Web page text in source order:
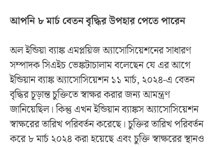
আপনি ৮ মার্চ বেতন বৃদ্ধির উপহার পেতে পারেন
অল ইন্ডিয়া ব্যাঙ্ক এমপ্লয়িজ অ্যাসোসিয়েশনের সাধারণ
সম্পাদক সিএইচ ভেঙ্কটাচালাম বলেছেন যে এর আগে
ইন্ডিয়ান ব্যাঙ্ক অ্যাসোসিয়েশন ১১ মার্চ, ২০২৪-এ বেতন
বৃদ্ধির চূড়ান্ত চুক্তিতে স্বাক্ষর করার জন্য আমন্ত্রণ
জানিয়েছিল। কিন্তু এখন ইন্ডিয়ান ব্যাঙ্কস অ্যাসোসিয়েশন
স্বাক্ষরের তারিখ পরিবর্তন করেছে। চুক্তির তারিখ পরিবর্তন
করে ৮ মার্চ ২০২৪ করা হয়েছে এবং চুক্তি স্বাক্ষরের স্থানও